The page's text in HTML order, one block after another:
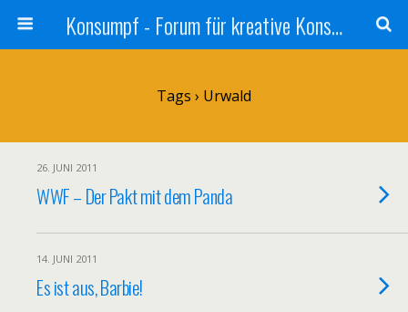
Konsumpf - Forum für kreative Konsumkritik - Culture Jamming, Nachhaltigkeit, Konzernkritik, Adbusting
Tags › Urwald
26. JUNI 2011
WWF – Der Pakt mit dem Panda
14. JUNI 2011
Es ist aus, Barbie!